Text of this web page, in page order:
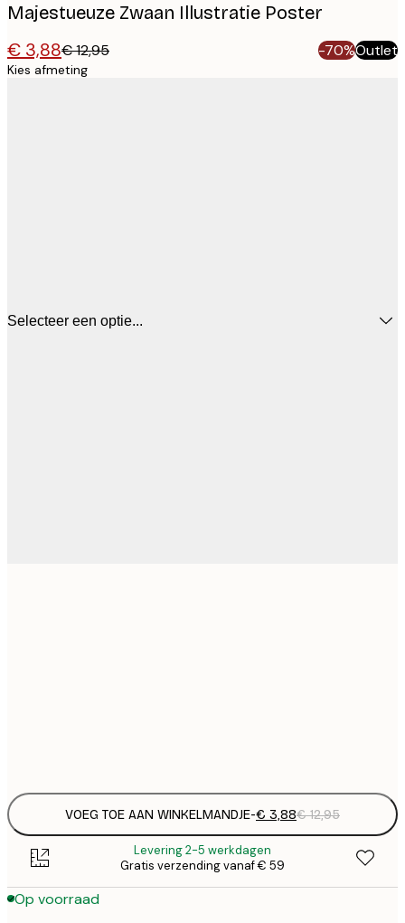
Majestueuze Zwaan Illustratie Poster
€ 3,88€ 12,95 -70%Outlet
Kies afmeting
Selecteer een optie...
VOEG TOE AAN WINKELMANDJE-€ 3,88€ 12,95
Levering 2-5 werkdagen
Gratis verzending vanaf € 59
Op voorraad